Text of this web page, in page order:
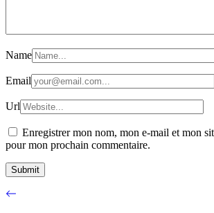
Name
Email
Url
Enregistrer mon nom, mon e-mail et mon
pour mon prochain commentaire.